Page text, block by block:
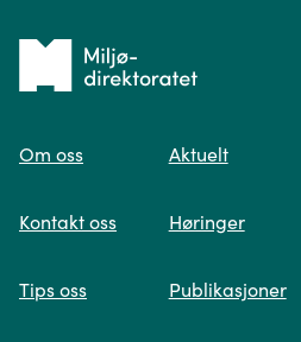
Spør oss
søk og viser deg vår
Tilbake
forsiden
Om oss
Kontakt oss
Tips oss
Aktuelt
Høringer
Publikasjoner